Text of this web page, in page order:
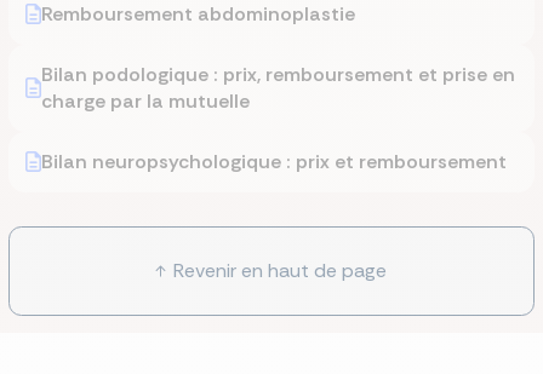
Remboursement abdominoplastie
Bilan podologique : prix, remboursement et prise en
charge par la mutuelle
Bilan neuropsychologique : prix et remboursement
Revenir en haut de page